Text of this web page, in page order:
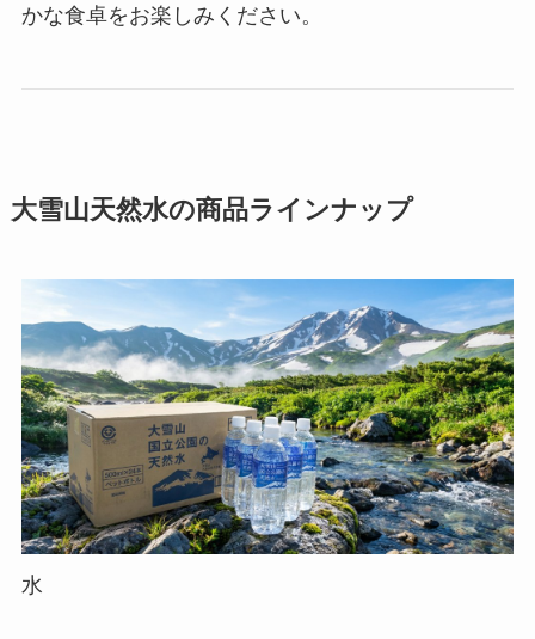
かな食卓をお楽しみください。
大雪山天然水の商品ラインナップ
水